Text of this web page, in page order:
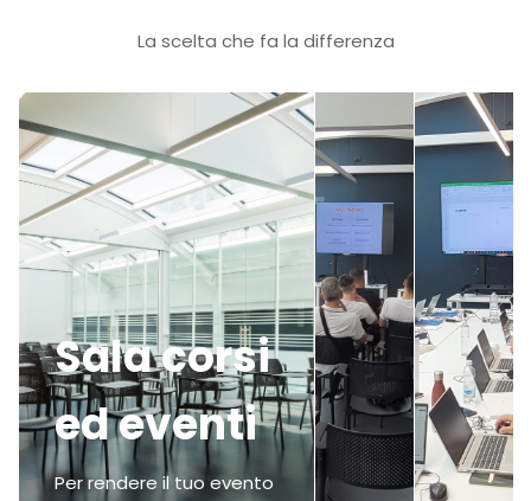
La scelta che fa la differenza
Sala corsi
ed eventi
Per rendere il tuo evento